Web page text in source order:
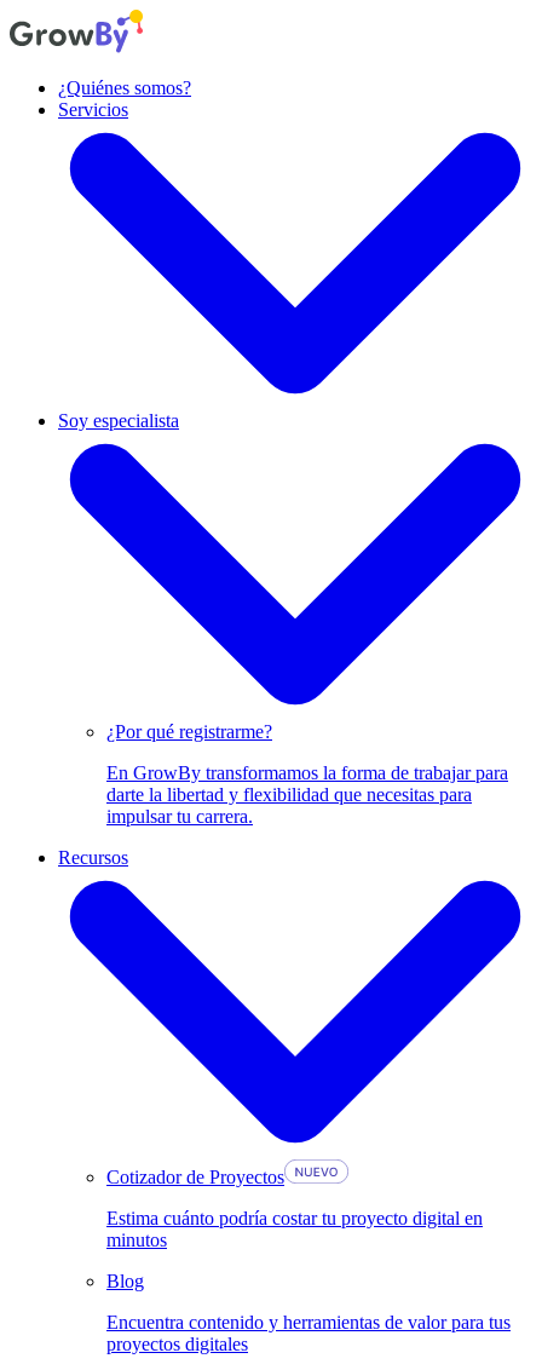
¿Quiénes somos?
Servicios
Diseño de producto
Diseñamos experiencias y productos centrados en las personas.
Soy especialista
¿Por qué registrarme?
En GrowBy transformamos la forma de trabajar para
darte la libertad y flexibilidad que necesitas para
impulsar tu carrera.
Recursos
Cotizador de Proyectos
Estima cuánto podría costar tu proyecto digital en
minutos
Blog
Encuentra contenido y herramientas de valor para tus
proyectos digitales